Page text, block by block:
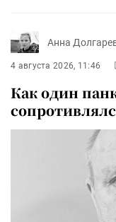
Анна
4 августа 2026, 11:46
Как один